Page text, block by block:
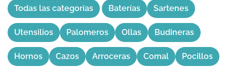
Todas las categorías Baterías Sartenes
Utensilios Palomeros Ollas Budineras
Hornos Cazos Arroceras Comal Pocillos